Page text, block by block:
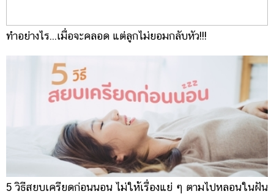
ทำอย่างไร...เมื่อจะคลอด แต่ลูกไม่ยอมกลับหัว!!!
5 วิธีสยบเครียดก่อนนอน ไม่ให้เรื่องแย่ ๆ ตามไปหลอนในฝัน